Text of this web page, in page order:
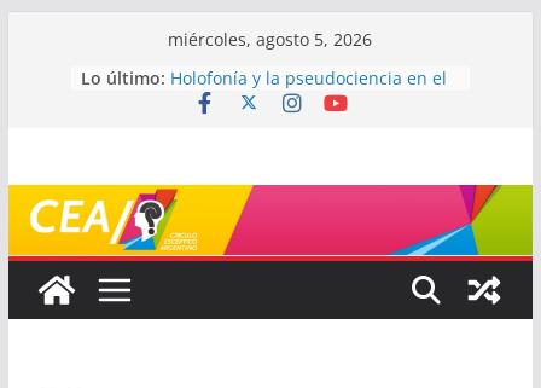
miércoles, agosto 5, 2026
Lo último: Holofonía y la pseudociencia en el
audio
Mayéutica (o cómo debatir sin
terminar a los golpes)
Somos menos capaces de lo que